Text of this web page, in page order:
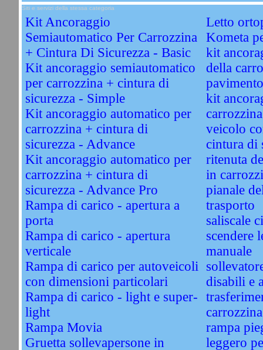
Siti e servizi della stessa categoria
Kit Ancoraggio
Semiautomatico Per Carrozzina
+ Cintura Di Sicurezza - Basic
Kit ancoraggio semiautomatico
per carrozzina + cintura di
sicurezza - Simple
Kit ancoraggio automatico per
carrozzina + cintura di
sicurezza - Advance
Kit ancoraggio automatico per
carrozzina + cintura di
sicurezza - Advance Pro
Rampa di carico - apertura a
porta
Rampa di carico - apertura
verticale
Rampa di carico per autoveicoli
con dimensioni particolari
Rampa di carico - light e super-
light
Rampa Movia
Gruetta sollevapersone in
Letto
Kometa
kit
della
kit
veicolo
cintura di
ritenuta
in
pianale
trasporto
saliscale
scendere
manuale
disabili e
carrozzina
rampa
leggero